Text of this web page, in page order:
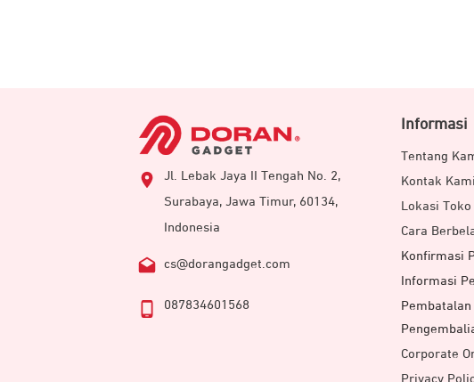
Jl. Lebak Jaya II Tengah No. 2,
Surabaya, Jawa Timur, 60134,
Indonesia
cs@dorangadget.com
087834601568
Informasi
Tentang
Kontak Kami
Lokasi Toko
Cara
Konfirmasi
Informasi
Pembatalan
Corporate
Privacy